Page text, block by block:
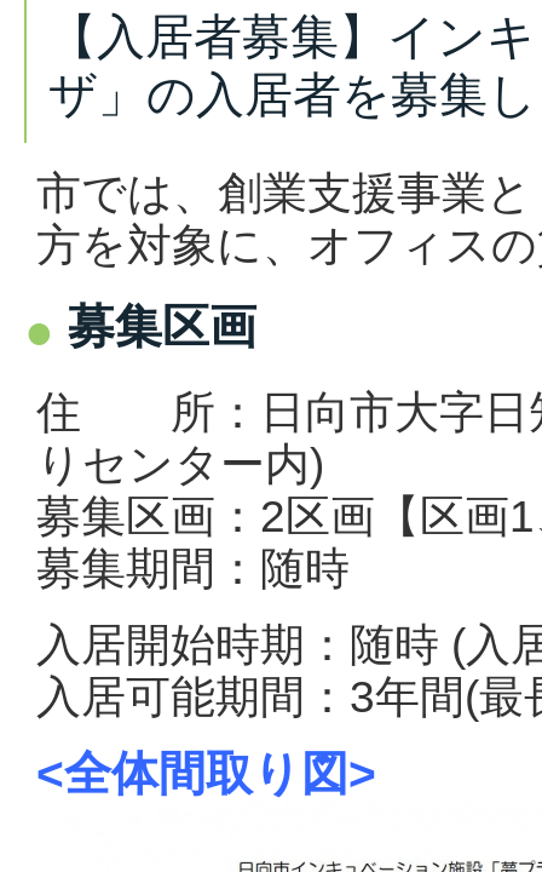
【入居者募集】イン
ザ」の入居者を募集
市では、創業支援事業
方を対象に、オフィス
募集区画
住 所：日向市大字日
りセンター内)
募集区画：2区画【区画
募集期間：随時
入居開始時期：随時 (入
入居可能期間：3年間(最
<全体間取り図>